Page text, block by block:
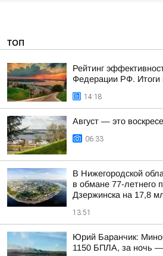
ТОП
Рейтинг
Федерации РФ. Итоги
14:18
Август — это
06:33
В Нижегородской
в обмане 77-летнего
Дзержинска на 17,8
13:51
Юрий Баранчик:
1150 БПЛА, за ночь